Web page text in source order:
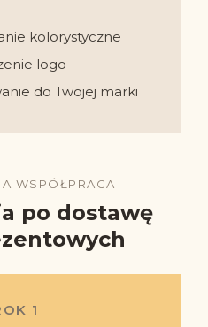
kolorystyczne
logo
do Twojej marki
WSPÓŁPRACA
po dostawę
1